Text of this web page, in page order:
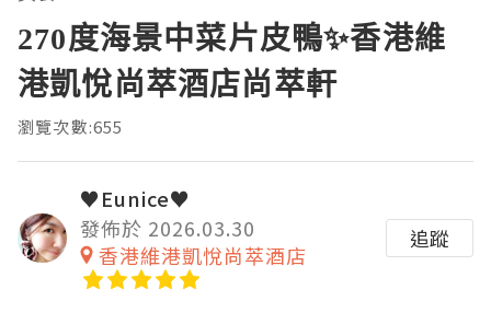
270度海景中菜片皮鴨✨香港維
港凱悅尚萃酒店尚萃軒
瀏覽次數:655
♥Eunice♥
發佈於 2026.03.30
香港維港凱悅尚萃酒店
追蹤